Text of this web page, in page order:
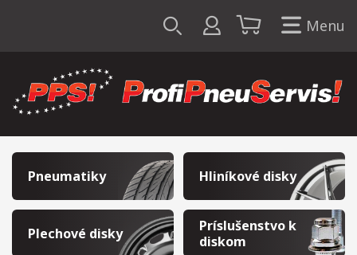
Menu
Pneumatiky Hliníkové disky
Plechové disky
Príslušenstvo k
diskom